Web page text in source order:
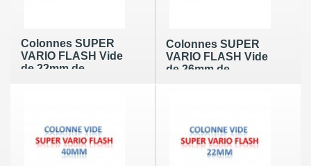
Colonnes SUPER
VARIO FLASH Vide
de 22mm de
Colonnes SUPER
VARIO FLASH Vide
de 26mm de